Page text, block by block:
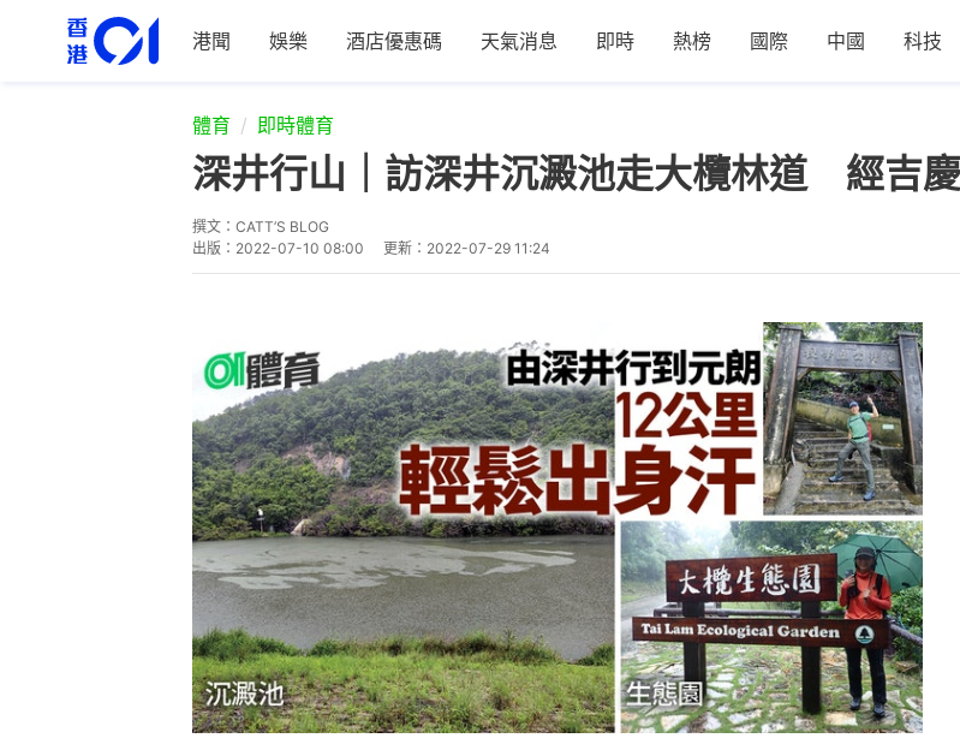
港聞 娛樂 酒店優惠碼 天氣消息 即時 熱榜 國際 中國 科技
體育 即時體育
深井行山｜訪深井沉澱池走大欖林道 經吉
撰文： CATT’S BLOG
出版： 2022-07-10 08:00 更新： 2022-07-29 11:24